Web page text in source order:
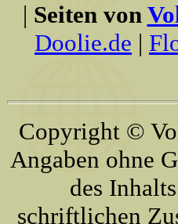
| Seiten von
Doolie.de |
Copyright ©
Angaben ohne
des
schriftlichen